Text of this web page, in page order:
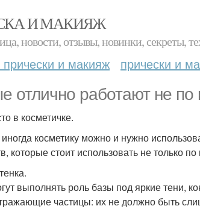
И МАКИЯЖ
новости, отзывы, новинки, секреты,
прически и макияж прически и
отлично работают не
в косметичке.
косметику можно и нужно
которые стоит использовать не только по
выполнять роль базы под яркие тени,
частицы: их не должно быть